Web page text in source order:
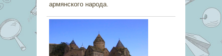
армянского народа.